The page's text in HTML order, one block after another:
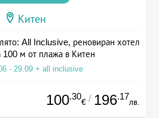
Китен
All Inclusive, реновиран хотел
100 м от плажа в Китен
- 29.09 + all inclusive
100.30
€ / 196.17
лв.